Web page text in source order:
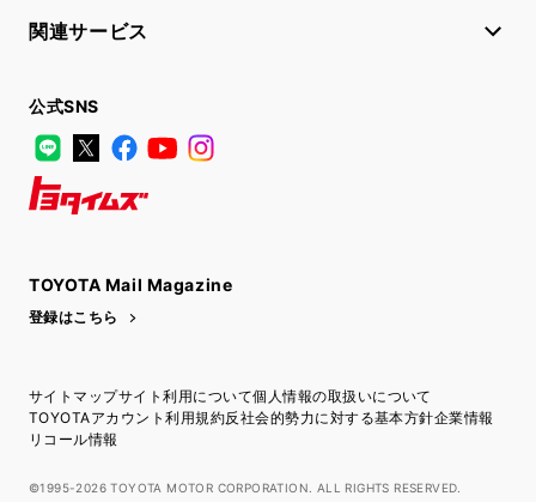
関連サービス
公式SNS
LINE
X FacebookYouTube
TOYOTA Mail Magazine
登録はこちら
サイトマップサイト利用について個人情報の取扱いについて
TOYOTAアカウント利用規約反社会的勢力に対する基本方針企業情報
リコール情報
©1995-2026 TOYOTA MOTOR CORPORATION. ALL RIGHTS RESERVED.